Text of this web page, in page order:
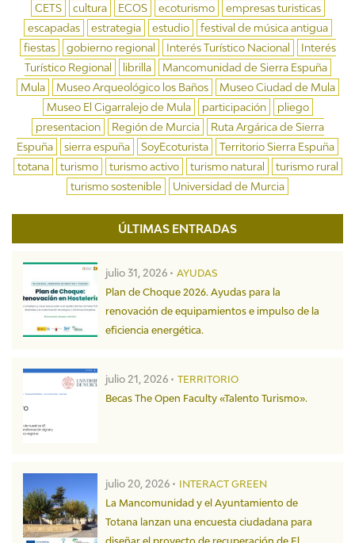
CETS
cultura ECOS ecoturismo
empresas turisticas
escapadas
estrategia estudio
festival de música antigua
fiestas
gobierno regional Interés Turístico Nacional
Interés
Turístico Regional
librilla
Mancomunidad de Sierra Espuña
Mula
Museo Arqueológico los Baños
Museo Ciudad de Mula
Museo El Cigarralejo de Mula
participación
pliego
presentacion
Región de Murcia
Ruta Argárica de Sierra
Espuña
sierra espuña SoyEcoturista
Territorio Sierra Espuña
totana
turismo turismo activo turismo natural
turismo rural
turismo sostenible
Universidad de Murcia
ÚLTIMAS ENTRADAS
julio 31, 2026 • AYUDAS
Plan de Choque 2026. Ayudas para la
renovación de equipamientos e impulso de la
eficiencia energética.
julio 21, 2026 • TERRITORIO
Becas The Open Faculty «Talento Turismo».
julio 20, 2026 • INTERACT GREEN
La Mancomunidad y el Ayuntamiento de
Totana lanzan una encuesta ciudadana para